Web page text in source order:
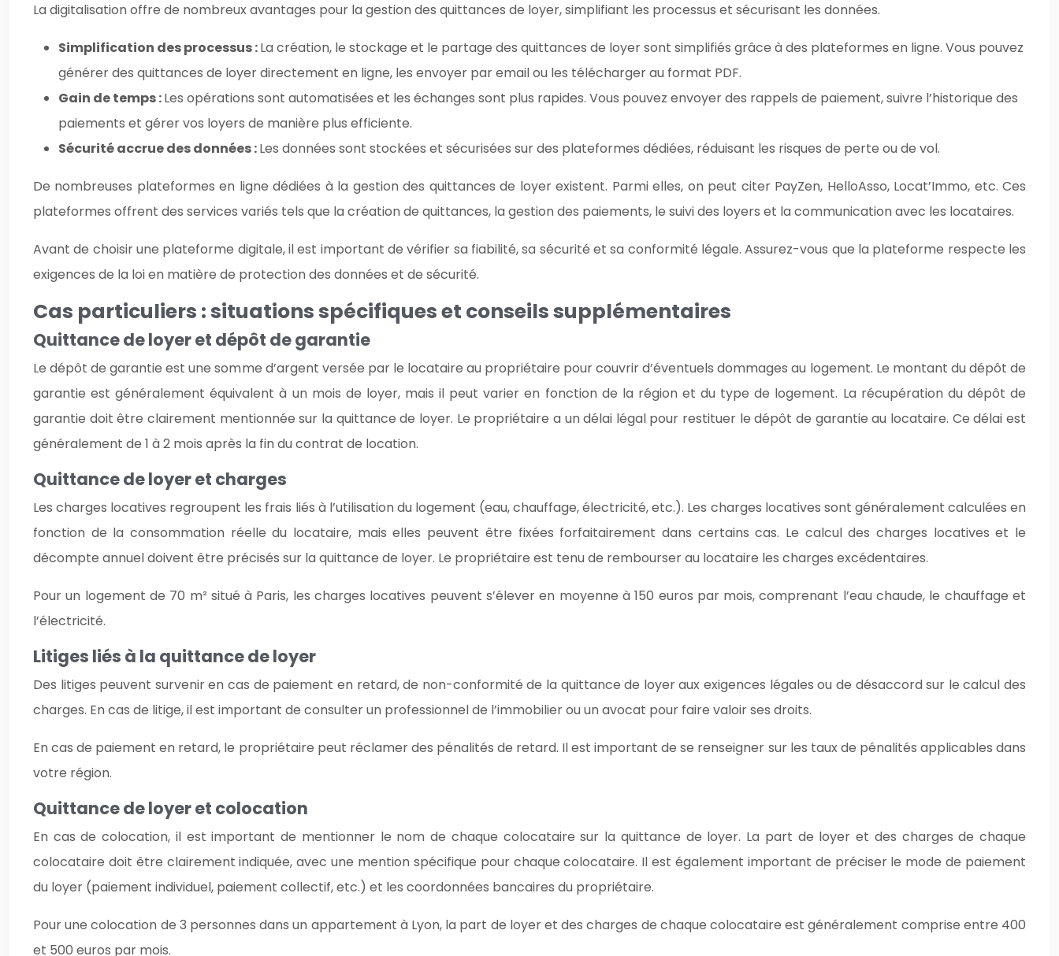
La digitalisation offre de nombreux avantages pour la gestion des quittances de loyer, simplifiant les processus et sécurisant les données.
Simplification des processus :La création, le stockage et le partage des quittances de loyer sont simplifiés grâce à des plateformes en ligne. Vous pouvez
générer des quittances de loyer directement en ligne, les envoyer par email ou les télécharger au format PDF.
Gain de temps :Les opérations sont automatisées et les échanges sont plus rapides. Vous pouvez envoyer des rappels de paiement, suivre l’historique des
paiements et gérer vos loyers de manière plus efficiente.
Sécurité accrue des données :Les données sont stockées et sécurisées sur des plateformes dédiées, réduisant les risques de perte ou de vol.
De nombreuses plateformes en ligne dédiées à la gestion des quittances de loyer existent. Parmi elles, on peut citer PayZen, HelloAsso, Locat’Immo, etc. Ces
plateformes offrent des services variés tels que la création de quittances, la gestion des paiements, le suivi des loyers et la communication avec les locataires.
Avant de choisir une plateforme digitale, il est important de vérifier sa fiabilité, sa sécurité et sa conformité légale. Assurez-vous que la plateforme respecte les
exigences de la loi en matière de protection des données et de sécurité.
Cas particuliers : situations spécifiques et conseils supplémentaires
Quittance de loyer et dépôt de garantie
Le dépôt de garantie est une somme d’argent versée par le locataire au propriétaire pour couvrir d’éventuels dommages au logement. Le montant du dépôt de
garantie est généralement équivalent à un mois de loyer, mais il peut varier en fonction de la région et du type de logement. La récupération du dépôt de
garantie doit être clairement mentionnée sur la quittance de loyer. Le propriétaire a un délai légal pour restituer le dépôt de garantie au locataire. Ce délai est
généralement de 1 à 2 mois après la fin du contrat de location.
Quittance de loyer et charges
Les charges locatives regroupent les frais liés à l’utilisation du logement (eau, chauffage, électricité, etc.). Les charges locatives sont généralement calculées en
fonction de la consommation réelle du locataire, mais elles peuvent être fixées forfaitairement dans certains cas. Le calcul des charges locatives et le
décompte annuel doivent être précisés sur la quittance de loyer. Le propriétaire est tenu de rembourser au locataire les charges excédentaires.
Pour un logement de 70 m² situé à Paris, les charges locatives peuvent s’élever en moyenne à 150 euros par mois, comprenant l’eau chaude, le chauffage et
l’électricité.
Litiges liés à la quittance de loyer
Des litiges peuvent survenir en cas de paiement en retard, de non-conformité de la quittance de loyer aux exigences légales ou de désaccord sur le calcul des
charges. En cas de litige, il est important de consulter un professionnel de l’immobilier ou un avocat pour faire valoir ses droits.
En cas de paiement en retard, le propriétaire peut réclamer des pénalités de retard. Il est important de se renseigner sur les taux de pénalités applicables dans
votre région.
Quittance de loyer et colocation
En cas de colocation, il est important de mentionner le nom de chaque colocataire sur la quittance de loyer. La part de loyer et des charges de chaque
colocataire doit être clairement indiquée, avec une mention spécifique pour chaque colocataire. Il est également important de préciser le mode de paiement
du loyer (paiement individuel, paiement collectif, etc.) et les coordonnées bancaires du propriétaire.
Pour une colocation de 3 personnes dans un appartement à Lyon, la part de loyer et des charges de chaque colocataire est généralement comprise entre 400
et 500 euros par mois.